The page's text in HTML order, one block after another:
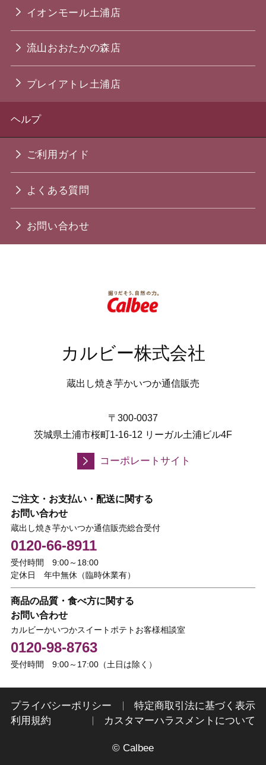
イオンモール土浦店
流山おおたかの森店
プレイアトレ土浦店
ヘルプ
ご利用ガイド
よくある質問
お問い合わせ
カルビー株式会社
蔵出し焼き芋かいつか通信販売
〒300-0037
茨城県土浦市桜町1-16-12 リーガル土浦ビル4F
コーポレートサイト
ご注文・お支払い・配送に関する
お問い合わせ
蔵出し焼き芋かいつか通信販売総合受付
0120-66-8911
受付時間 9:00～18:00
定休日 年中無休（臨時休業有）
商品の品質・食べ方に関する
お問い合わせ
カルビーかいつかスイートポテトお客様相談室
0120-98-8763
受付時間 9:00～17:00（土日は除く）
プライバシーポリシー
特定商取引法に基づく表示
利用規約
カスタマーハラスメントについて
© Calbee